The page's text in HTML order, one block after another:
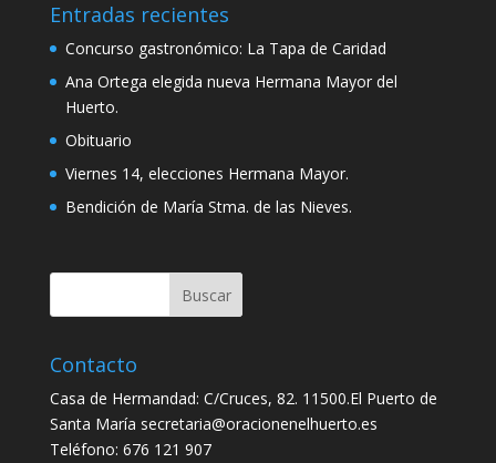
Entradas recientes
Concurso gastronómico: La Tapa de Caridad
Ana Ortega elegida nueva Hermana Mayor del
Huerto.
Obituario
Viernes 14, elecciones Hermana Mayor.
Bendición de María Stma. de las Nieves.
Contacto
Casa de Hermandad: C/Cruces, 82. 11500.El Puerto de
Santa María secretaria@oracionenelhuerto.es
Teléfono: 676 121 907